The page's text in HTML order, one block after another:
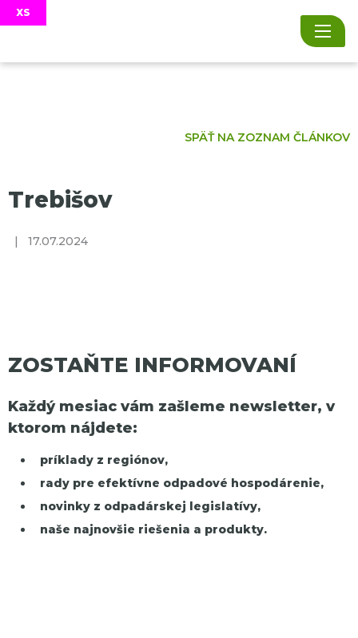
SPÄŤ NA ZOZNAM ČLÁNKOV
Trebišov
17.07.2024
ZOSTAŇTE INFORMOVANÍ
Každý mesiac vám zašleme newsletter, v
ktorom nájdete:
príklady z regiónov,
rady pre efektívne odpadové hospodárenie,
novinky z odpadárskej legislatívy,
naše najnovšie riešenia a produkty.